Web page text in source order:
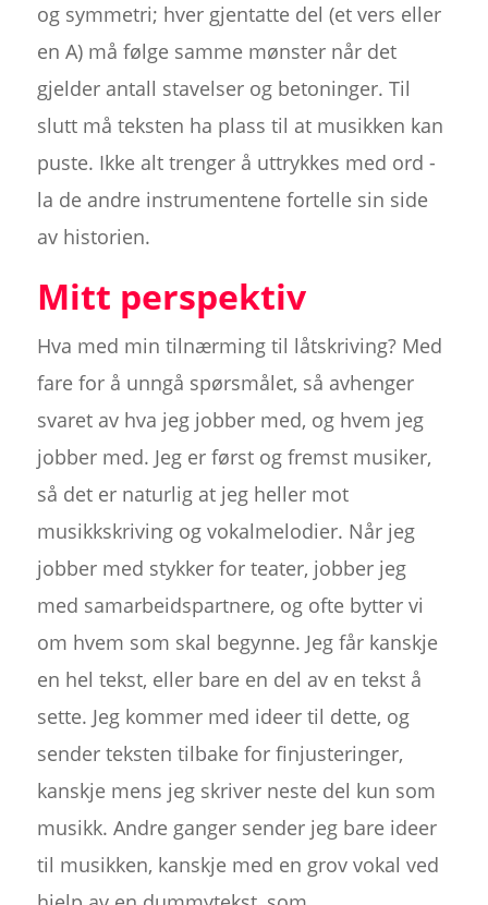
og symmetri; hver gjentatte del (et vers eller
en A) må følge samme mønster når det
gjelder antall stavelser og betoninger. Til
slutt må teksten ha plass til at musikken kan
puste. Ikke alt trenger å uttrykkes med ord -
la de andre instrumentene fortelle sin side
av historien.
Mitt perspektiv
Hva med min tilnærming til låtskriving? Med
fare for å unngå spørsmålet, så avhenger
svaret av hva jeg jobber med, og hvem jeg
jobber med. Jeg er først og fremst musiker,
så det er naturlig at jeg heller mot
musikkskriving og vokalmelodier. Når jeg
jobber med stykker for teater, jobber jeg
med samarbeidspartnere, og ofte bytter vi
om hvem som skal begynne. Jeg får kanskje
en hel tekst, eller bare en del av en tekst å
sette. Jeg kommer med ideer til dette, og
sender teksten tilbake for finjusteringer,
kanskje mens jeg skriver neste del kun som
musikk. Andre ganger sender jeg bare ideer
til musikken, kanskje med en grov vokal ved